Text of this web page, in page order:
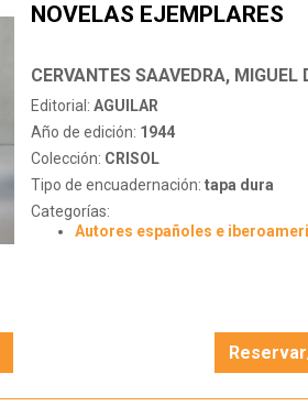
NOVELAS EJEMPLARES
CERVANTES SAAVEDRA, MIGUEL
Editorial: AGUILAR
Año de edición: 1944
Colección: CRISOL
Tipo de encuadernación: tapa dura
Categorías:
Autores españoles e